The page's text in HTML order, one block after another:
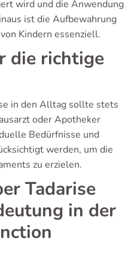
wird und die Anwendung
ist die Aufbewahrung
Kindern essenziell.
die richtige
in den Alltag sollte stets
oder Apotheker
Bedürfnisse und
werden, um die
zu erzielen.
Tadarise
in der